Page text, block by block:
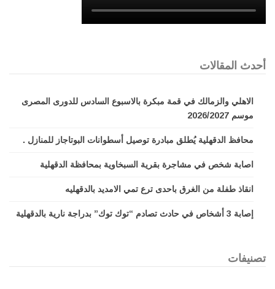
أحدث المقالات
الاهلي والزمالك في قمة مبكرة بالاسبوع السادس للدورى المصرى
موسم 2026/2027
محافظ الدقهلية يُطلق مبادرة توصيل أسطوانات البوتاجاز للمنازل .
اصابة شخص في مشاجرة بقرية السبخاوية بمحافظة الدقهلية
انقاذ طفلة من الغرق باحدى ترع تمي الامديد بالدقهليه
إصابة 3 أشخاص في حادث تصادم “توك توك” بدراجة نارية بالدقهلية
تصنيفات